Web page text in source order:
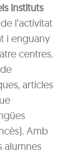
instituts
l’activitat
i enguany
centres.
articles
Amb
alumnes